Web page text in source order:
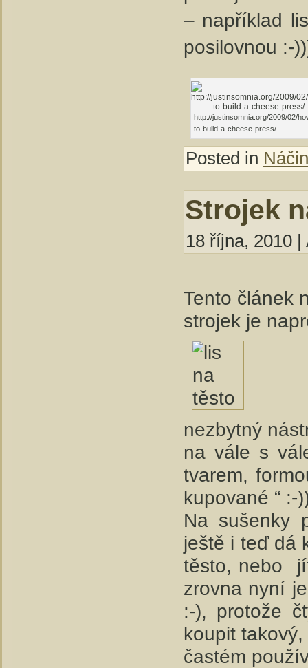
– například
posilovnou :-
http://justinsomnia.org/2009/02/
to-build-a-cheese-press/
Posted in
Strojek
18 října, 2010
Tento článek
strojek je
nezbytný
na vále s
tvarem,
kupované “ :-
Na sušenky
ještě i teď dá
těsto, nebo
zrovna nyní
:-), protože
koupit
častém